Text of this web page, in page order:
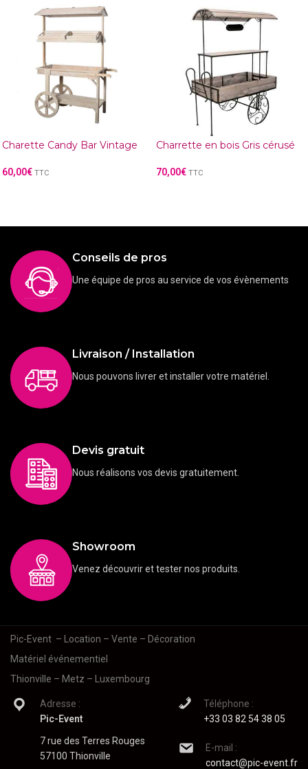
Charette Candy Bar Vintage
60,00€ TTC
Charrette en bois Gris cérusé
70,00€ TTC
Conseils de pros
Une équipe de pros au service de vos évènements
Livraison / Installation
Nous pouvons livrer et installer votre matériel.
Devis gratuit
Nous réalisons vos devis gratuitement.
Showroom
Venez découvrir et tester nos produits.
Pic-Event – Location – Vente – Décoration
Matériel événementiel
Thionville – Metz – Luxembourg
Adresse :
Pic-Event
7 rue des Terres Rouges
57100 Thionville
Téléphone :
+33 03 82 54 38 05
E-mail :
contact@pic-event.fr